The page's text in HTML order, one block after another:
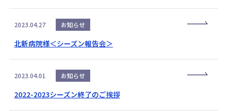
2023.04.27 お知らせ
北新病院様＜シーズン報告会＞
2023.04.01 お知らせ
2022-2023シーズン終了のご挨拶